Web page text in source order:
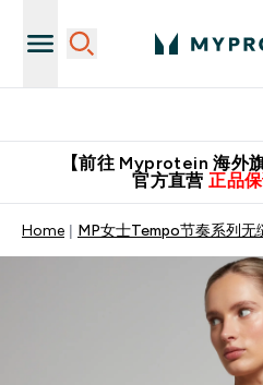
【前往 Myprotein 海外
官方直营 正品
Home MP女士Tempo节奏系列无